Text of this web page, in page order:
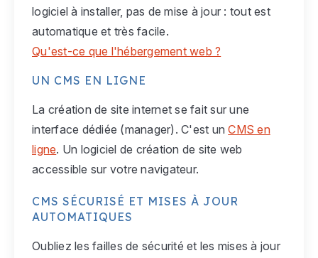
logiciel à installer, pas de mise à jour : tout est
automatique et très facile.
Qu'est-ce que l'hébergement web ?
UN CMS EN LIGNE
La création de site internet se fait sur une
interface dédiée (manager). C'est unCMS en
ligne. Un logiciel de création de site web
accessible sur votre navigateur.
CMS SÉCURISÉ ET MISES À JOUR
AUTOMATIQUES
Oubliez les failles de sécurité et les mises à jour